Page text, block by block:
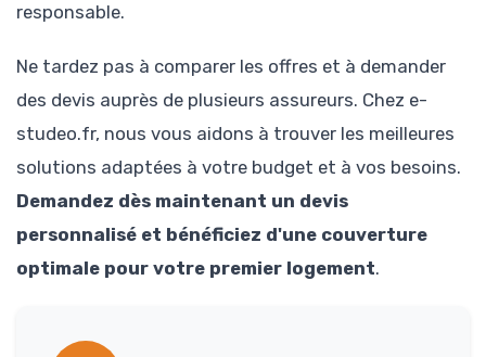
responsable.
Ne tardez pas à comparer les offres et à demander
des devis auprès de plusieurs assureurs. Chez e-
studeo.fr, nous vous aidons à trouver les meilleures
solutions adaptées à votre budget et à vos besoins.
Demandez dès maintenant un devis
personnalisé et bénéficiez d'une couverture
optimale pour votre premier logement.